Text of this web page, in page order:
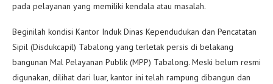
pada pelayanan yang memiliki kendala atau masalah.
Beginilah kondisi Kantor Induk Dinas Kependudukan dan Pencatatan
Sipil (Disdukcapil) Tabalong yang terletak persis di belakang
bangunan Mal Pelayanan Publik (MPP) Tabalong. Meski belum resmi
digunakan, dilihat dari luar, kantor ini telah rampung dibangun dan